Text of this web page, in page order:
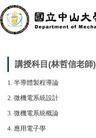
跳
到
主
區
講授科目(林哲信老師)
1. 半導體製程導論
2. 微機電系統設計
3. 微機電系統概論
4. 應用電子學